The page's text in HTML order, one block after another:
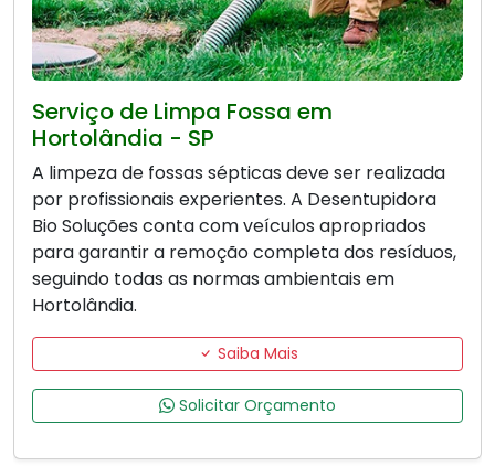
Serviço de Limpa Fossa em
Hortolândia - SP
A limpeza de fossas sépticas deve ser realizada
por profissionais experientes. A Desentupidora
Bio Soluções conta com veículos apropriados
para garantir a remoção completa dos resíduos,
seguindo todas as normas ambientais em
Hortolândia.
Saiba Mais
Solicitar Orçamento